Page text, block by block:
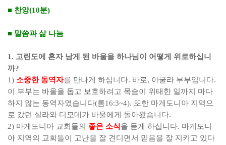
■ 찬양(10분)
■ 말씀과 삶 나눔
1. 고린도에 혼자 남게 된 바울을 하나님이 어떻게 위로하십니
까?
1) 소중한 동역자를 만나게 하십니다. 바로, 아굴라 부부입니다.
이 부부는 바울을 돕고 보호하려고 목숨이 위태한 일까지 마다
하지 않는 동역자였습니다(롬16:3~4). 또한 마게도니아 지역으
로 갔던 실라와 디모데가 바울에게 돌아왔습니다.
2) 마게도니아 교회들의 좋은 소식을 듣게 하십니다. 마게도니
아 지역의 교회들이 고난을 잘 견디면서 믿음을 잘 지키고 있다